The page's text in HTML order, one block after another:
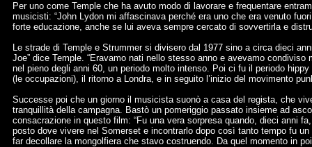
Per uno come Temple che ha avuto modo di lavorare e frequentare
musicisti: “John Lydon mi affascinava perché era uno che era venuto
forte educazione, anche se lui aveva sempre cercato di sovvertirla e
Le strade di Temple e Strummer si divisero dal 1977 sino a circa dieci
Joe” dice Temple. “Eravamo nati nello stesso anno e avevamo
nel pieno degli anni 60, un periodo molto intenso. Poi ci fu il periodo
(le occupazioni), il ritorno a Londra, e in seguito l’inizio del movimento
Successe poi che un giorno il musicista suonò a casa del regista, che
tranquillità della campagna. Bastò un pomeriggio passato insieme ad
consacrazione in questo film: “Fu una vera sorpresa quando, dieci anni
posto dove vivere nel Somerset e incontrarlo dopo così tanto tempo fu
far decollare la mongolfiera che stavo costruendo. Da quel momento in